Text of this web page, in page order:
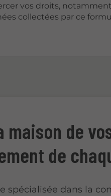
vos droits,
collectées par ce
maison de
de
spécialisée dans la